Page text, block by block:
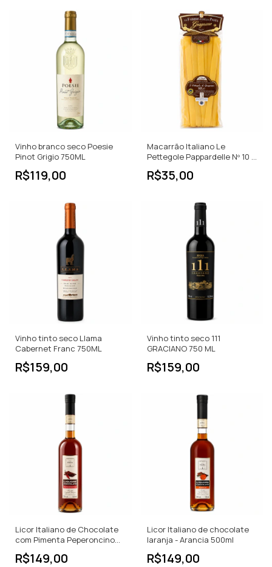
Vinho branco seco Poesie
Pinot Grigio 750ML
R$119,00
Macarrão Italiano Le
Pettegole Pappardelle Nº 10 -
500g
R$35,00
Vinho tinto seco Llama
Cabernet Franc 750ML
R$159,00
Vinho tinto seco 111
GRACIANO 750 ML
R$159,00
Licor Italiano de Chocolate
com Pimenta Peperoncino
500 ml
R$149,00
Licor Italiano de chocolate
laranja - Arancia 500ml
R$149,00